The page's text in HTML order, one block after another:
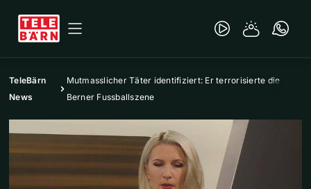
TeleBärn
News
Mutmasslicher Täter identifiziert: Er terrorisierte die
Berner Fussballszene